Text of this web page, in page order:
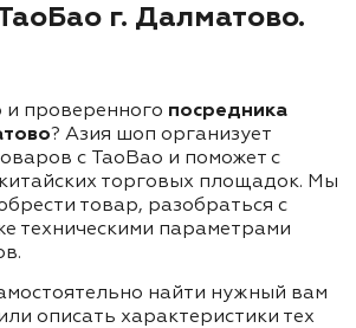
г. Далматово.
проверенного посредника
? Азия шоп организует
с TaoBao и поможет с
торговых площадок. Мы
товар, разобраться с
техническими параметрами
найти нужный вам
описать характеристики тех